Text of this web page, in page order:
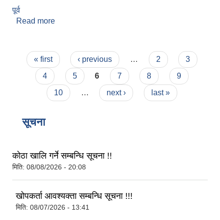
पूर्व
Read more
Pages
« first ‹ previous … 2
3
4
5 6 7 8
9
10
… next › last »
सूचना
कोठा खालि गर्ने सम्बन्धि सूचना !!
मिति: 08/08/2026 - 20:08
खोपकर्ता आवश्यक्ता सम्बन्धि सूचना !!!
मिति: 08/07/2026 - 13:41